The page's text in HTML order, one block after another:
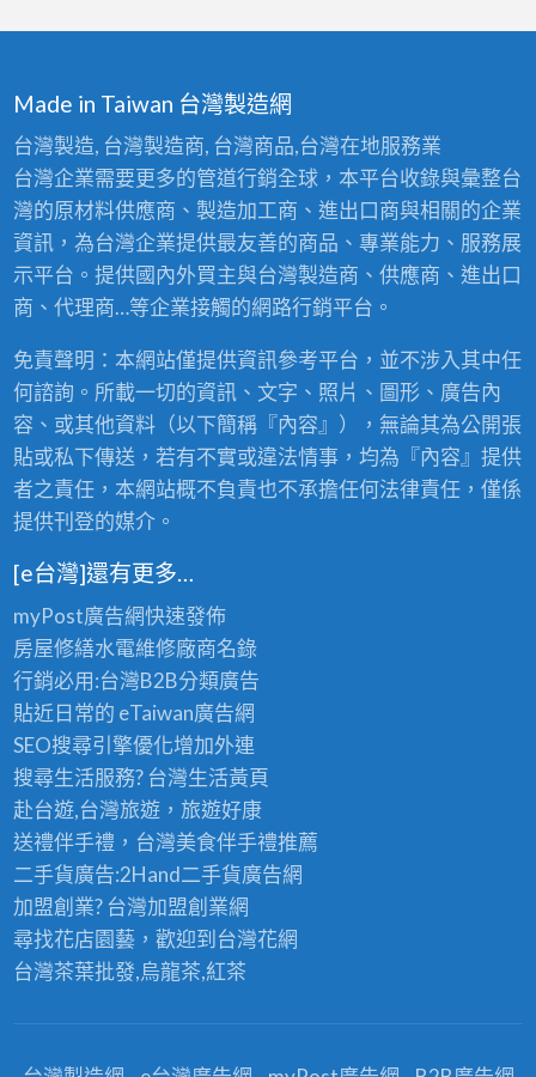
Made in Taiwan 台灣製造網
台灣製造, 台灣製造商, 台灣商品,台灣在地服務業
台灣企業需要更多的管道行銷全球，本平台收錄與彙整台
灣的原材料供應商、製造加工商、進出口商與相關的企業
資訊，為台灣企業提供最友善的商品、專業能力、服務展
示平台。提供國內外買主與台灣製造商、供應商、進出口
商、代理商…等企業接觸的網路行銷平台。
免責聲明：本網站僅提供資訊參考平台，並不涉入其中任
何諮詢。所載一切的資訊、文字、照片、圖形、廣告內
容、或其他資料（以下簡稱『內容』），無論其為公開張
貼或私下傳送，若有不實或違法情事，均為『內容』提供
者之責任，本網站概不負責也不承擔任何法律責任，僅係
提供刊登的媒介。
[e台灣]還有更多…
myPost廣告網快速發佈
房屋修繕水電維修廠商名錄
行銷必用:台灣B2B分類廣告
貼近日常的 eTaiwan廣告網
SEO搜尋引擎優化增加外連
搜尋生活服務? 台灣生活黃頁
赴台遊,台灣旅遊，旅遊好康
送禮伴手禮，台灣美食伴手禮推薦
二手貨廣告:2Hand二手貨廣告網
加盟創業? 台灣加盟創業網
尋找花店園藝，歡迎到台灣花網
台灣茶葉批發,烏龍茶,紅茶